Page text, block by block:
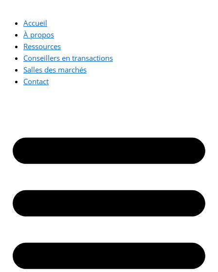
Accueil
À propos
Ressources
Conseillers en transactions
Salles des marchés
Contact